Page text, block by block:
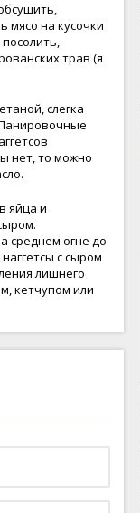
мясо на кусочки
трав (я
слегка
нет, то можно
яйца и
среднем огне до
с сыром
лишнего
кетчупом или